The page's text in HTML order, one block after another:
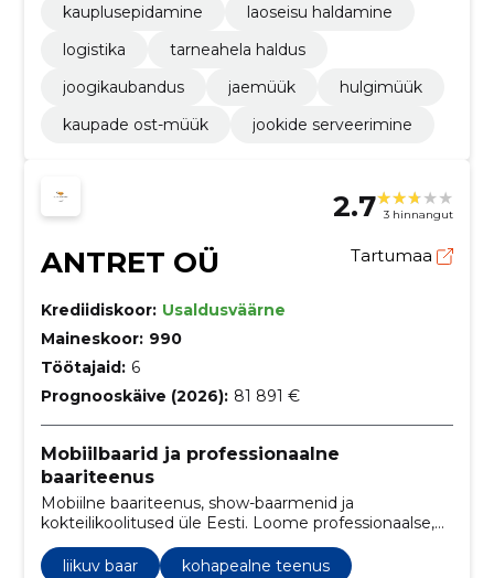
kauplusepidamine
laoseisu haldamine
logistika
tarneahela haldus
joogikaubandus
jaemüük
hulgimüük
kaupade ost-müük
jookide serveerimine
2.7 3 hinnangut
ANTRET OÜ Tartumaa
Krediidiskoor: Usaldusväärne
Maineskoor: 990
Töötajaid: 6
Prognooskäive (2026): 81 891 €
Mobiilbaarid ja professionaalne
baariteenus
Mobiilne baariteenus, show-baarmenid ja
kokteilikoolitused üle Eesti. Loome professionaalse,
stressivaba ja meeldejääva joogikogemuse teie
üritusel.
liikuv baar
kohapealne teenus